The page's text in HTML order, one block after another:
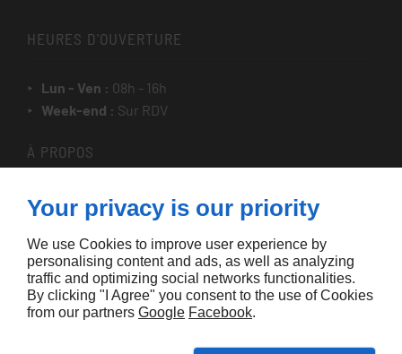
HEURES D'OUVERTURE
Lun - Ven : 08h - 16h
Week-end : Sur RDV
À PROPOS
Accueil
Contactez-nous
Mentions légales
Plan du site
Your privacy is our priority
We use Cookies to improve user experience by
personalising content and ads, as well as analyzing
traffic and optimizing social networks functionalities.
By clicking "I Agree" you consent to the use of Cookies
from our partners Google Facebook.